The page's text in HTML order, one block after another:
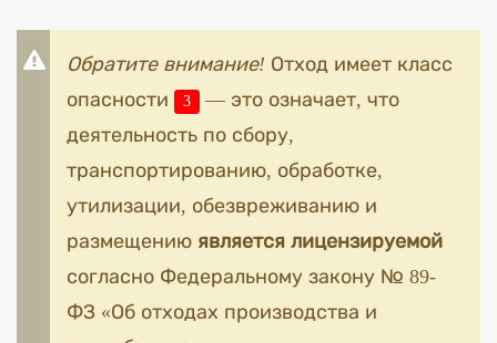
Обратите внимание! Отход имеет класс
опасности
3
— это означает, что
деятельность по сбору,
транспортированию, обработке,
утилизации, обезвреживанию и
размещению является лицензируемой
согласно Федеральному закону № 89-
ФЗ «Об отходах производства и